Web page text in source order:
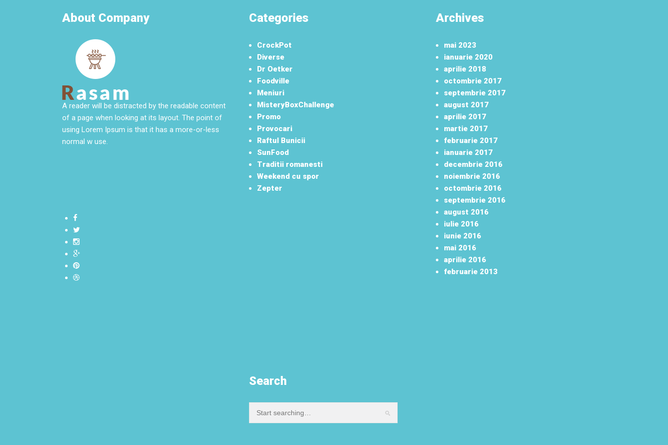
About Company
A reader will be distracted by the readable content
of a page when looking at its layout. The point of
using Lorem Ipsum is that it has a more-or-less
normal w use.
Categories
CrockPot
Diverse
Dr Oetker
Foodville
Meniuri
MisteryBoxChallenge
Promo
Provocari
Raftul Bunicii
SunFood
Traditii romanesti
Weekend cu spor
Zepter
Archives
mai 2023
ianuarie 2020
aprilie 2018
octombrie 2017
septembrie 2017
august 2017
aprilie 2017
martie 2017
februarie 2017
ianuarie 2017
decembrie 2016
noiembrie 2016
octombrie 2016
septembrie 2016
august 2016
iulie 2016
iunie 2016
mai 2016
aprilie 2016
februarie 2013
Search